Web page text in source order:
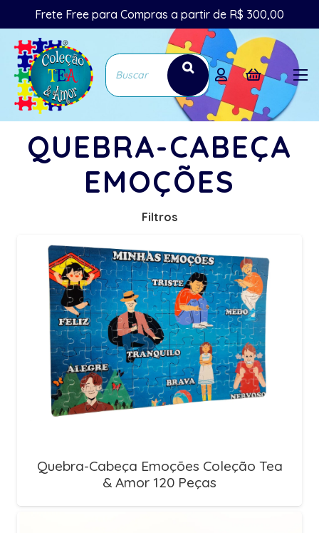
Frete Free para Compras a partir de R$ 300,00
QUEBRA-CABEÇA
EMOÇÕES
Filtros
Quebra-Cabeça Emoções Coleção Tea
& Amor 120 Peças